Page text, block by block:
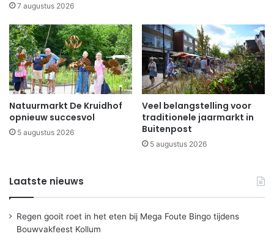
7 augustus 2026
Natuurmarkt De Kruidhof
opnieuw succesvol
5 augustus 2026
Veel belangstelling voor
traditionele jaarmarkt in
Buitenpost
5 augustus 2026
Laatste nieuws
Regen gooit roet in het eten bij Mega Foute Bingo tijdens
Bouwvakfeest Kollum